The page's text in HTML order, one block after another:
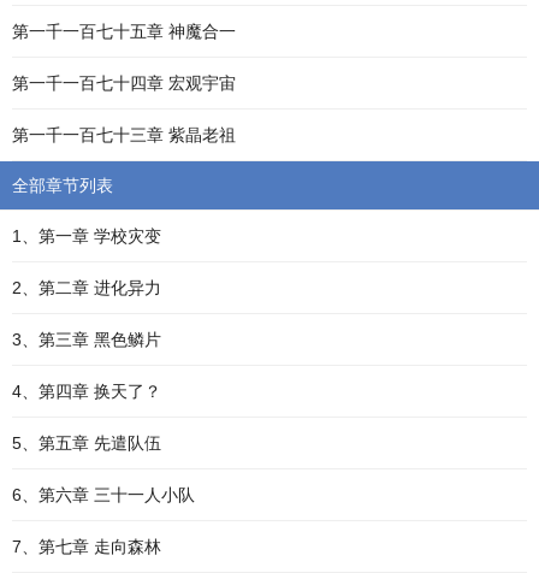
第一千一百七十五章 神魔合一
第一千一百七十四章 宏观宇宙
第一千一百七十三章 紫晶老祖
全部章节列表
1、第一章 学校灾变
2、第二章 进化异力
3、第三章 黑色鳞片
4、第四章 换天了？
5、第五章 先遣队伍
6、第六章 三十一人小队
7、第七章 走向森林